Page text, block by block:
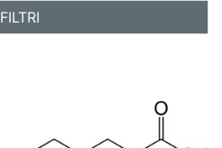
FILTRI